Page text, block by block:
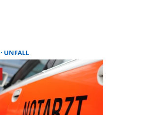
UNFALL